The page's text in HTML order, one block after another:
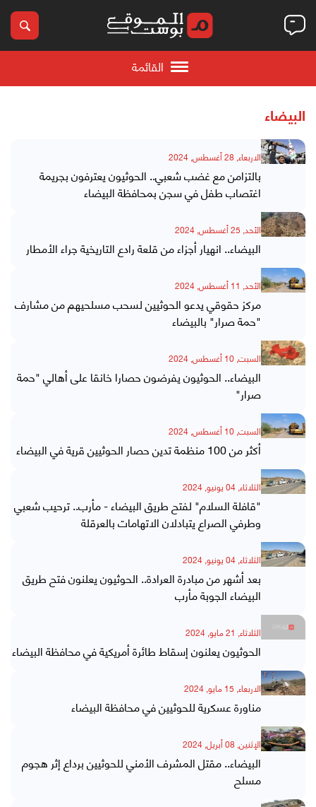
القائمة
البيضاء
الاربعاء, 28 أغسطس, 2024
بالتزامن مع غضب شعبي.. الحوثيون يعترفون بجريمة
اغتصاب طفل في سجن بمحافظة البيضاء
الأحد, 25 أغسطس, 2024
البيضاء.. انهيار أجزاء من قلعة رادع التاريخية جراء الأمطار
الأحد, 11 أغسطس, 2024
مركز حقوقي يدعو الحوثيين لسحب مسلحيهم من مشارف
"حمة صرار" بالبيضاء
السبت, 10 أغسطس, 2024
البيضاء.. الحوثيون يفرضون حصارا خانقا على أهالي "حمة
صرار"
السبت, 10 أغسطس, 2024
أكثر من 100 منظمة تدين حصار الحوثيين قرية في البيضاء
الثلاثاء, 04 يونيو, 2024
"قافلة السلام" لفتح طريق البيضاء - مأرب.. ترحيب شعبي
وطرفي الصراع يتبادلان الاتهامات بالعرقلة
الثلاثاء, 04 يونيو, 2024
بعد أشهر من مبادرة العرادة.. الحوثيون يعلنون فتح طريق
البيضاء الجوبة مأرب
الثلاثاء, 21 مايو, 2024
الحوثيون يعلنون إسقاط طائرة أمريكية في محافظة البيضاء
الاربعاء, 15 مايو, 2024
مناورة عسكرية للحوثيين في محافظة البيضاء
الإثنين, 08 أبريل, 2024
البيضاء.. مقتل المشرف الأمني للحوثيين برداع إثر هجوم
مسلح